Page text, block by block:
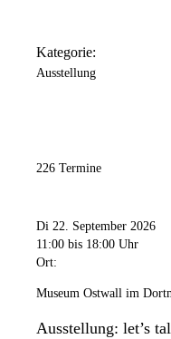
Kategorie:
Ausstellung
226 Termine
Di 22. September 2026
11:00 bis 18:00 Uhr
Ort:
Museum Ostwall im
Ausstellung: let’s